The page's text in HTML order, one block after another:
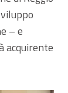
– e
acquirente